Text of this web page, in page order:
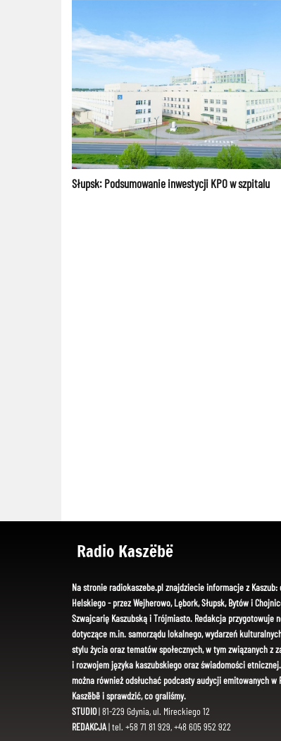
Słupsk: Podsumowanie inwestycji KPO w szpitalu
Radio Kaszëbë
Na stronie radiokaszebe.pl znajdziecie informacje z Kaszub:
Helskiego - przez Wejherowo, Lębork, Słupsk, Bytów i
Szwajcarię Kaszubską i Trójmiasto. Redakcja przygotowuje
dotyczące m.in. samorządu lokalnego, wydarzeń
stylu życia oraz tematów społecznych, w tym związanych z
i rozwojem języka kaszubskiego oraz świadomości
można również odsłuchać podcasty audycji emitowanych w
Kaszëbë i sprawdzić, co graliśmy.
STUDIO| 81-229 Gdynia, ul. Mireckiego 12
REDAKCJA| tel. +58 71 81 929, +48 605 952 922